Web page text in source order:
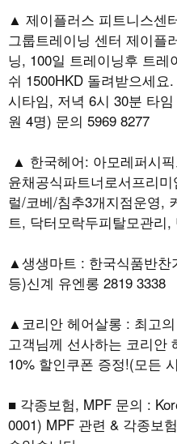
▲ 제이플러스 피트니스센
그룹트레이닝 센터 제이플
닝, 100일 트레이닝후 트
쉬 1500HKD 돌려받으세
시타임, 저녁 6시 30분 타
원 4명) 문의 5969 8277
▲ 한국헤어: 아모레퍼시
윤채공식파트너로서프리
럴/코베/침추3개지점운영,
트, 닥터모락두피탈모관리
▲생생마트 : 한국식품반찬
등)신계 유엔롱 2819 3338
▲코리안 헤어살롱 : 최고
고객님께 선사하는 코리안
10% 할인쿠폰 증정!(모든
■ 각종보험, MPF 문의 :
0001) MPF 관련 & 각종보